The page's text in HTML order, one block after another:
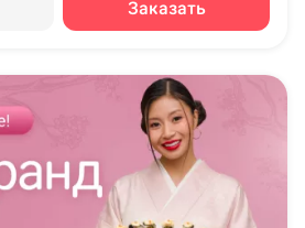
Заказать